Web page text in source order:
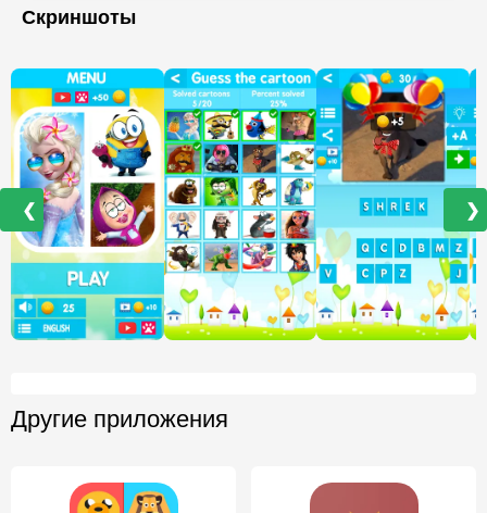
Скриншоты
❮ ❯
Другие приложения